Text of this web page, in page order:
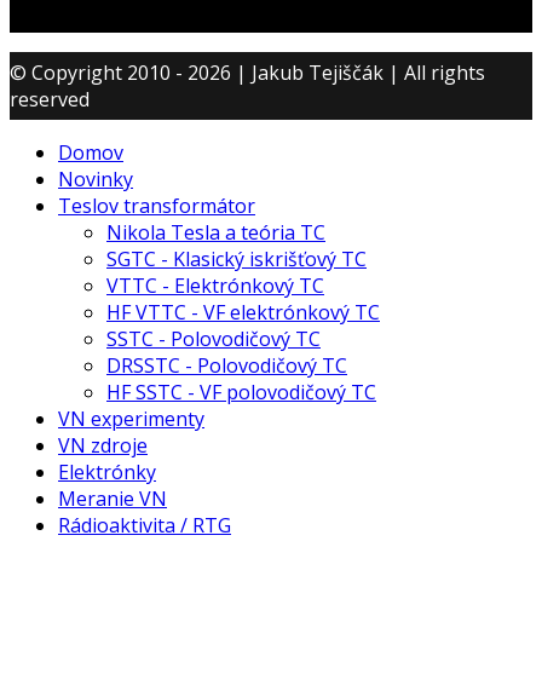
© Copyright 2010 - 2026 | Jakub Tejiščák | All rights
reserved
Domov
Novinky
Teslov transformátor
Nikola Tesla a teória TC
SGTC - Klasický iskrišťový TC
VTTC - Elektrónkový TC
HF VTTC - VF elektrónkový TC
SSTC - Polovodičový TC
DRSSTC - Polovodičový TC
HF SSTC - VF polovodičový TC
VN experimenty
VN zdroje
Elektrónky
Meranie VN
Rádioaktivita / RTG